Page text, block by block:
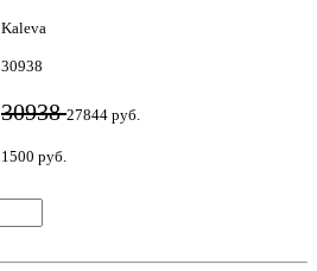
Kaleva
30938
3093827844 руб.
1500 руб.